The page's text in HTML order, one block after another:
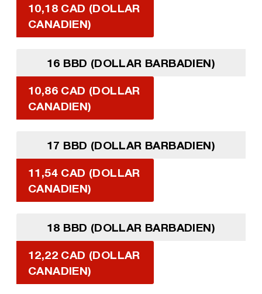
10,18 CAD (DOLLAR
CANADIEN)
16 BBD (DOLLAR BARBADIEN)
10,86 CAD (DOLLAR
CANADIEN)
17 BBD (DOLLAR BARBADIEN)
11,54 CAD (DOLLAR
CANADIEN)
18 BBD (DOLLAR BARBADIEN)
12,22 CAD (DOLLAR
CANADIEN)